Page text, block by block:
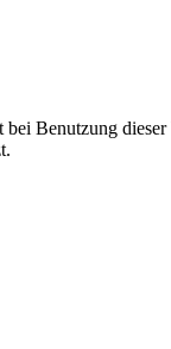
Benutzung dieser